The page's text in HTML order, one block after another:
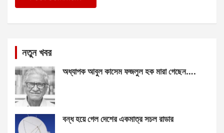
নতুন খবর
অধ্যাপক আবুল কাসেম ফজলুল হক মারা গেছেন….
বন্ধ হয়ে গেল দেশের একমাত্র সচল রাডার